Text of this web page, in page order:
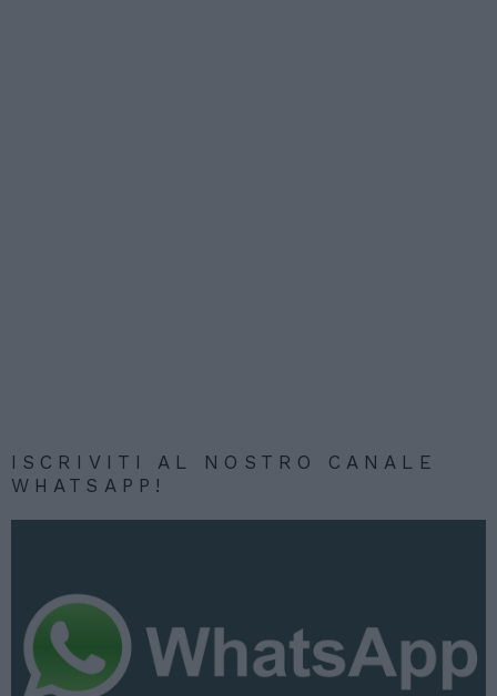
ISCRIVITI AL NOSTRO CANALE
WHATSAPP!